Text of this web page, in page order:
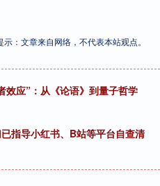
示：文章来自网络，不代表本站观点。
效应”：从《论语》到量子哲学
指导小红书、B站等平台自查清